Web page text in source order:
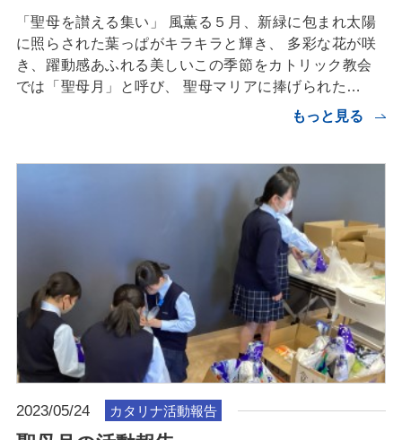
「聖母を讃える集い」 風薫る５月、新緑に包まれ太陽
に照らされた葉っぱがキラキラと輝き、 多彩な花が咲
き、躍動感あふれる美しいこの季節をカトリック教会
では「聖母月」と呼び、 聖母マリアに捧げられた…
もっと見る
2023/05/24 カタリナ活動報告